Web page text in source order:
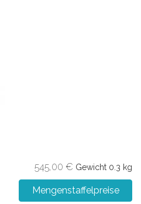
545,00 € Gewicht 0.3 kg
Mengenstaffelpreise